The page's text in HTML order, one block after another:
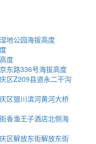
地公园海拔高度
度
东路336号海拔高度
区Z209县道永二干沟
区银川滨河黄河大桥
香渔王子酒店北侧海
区解放东街解放东街